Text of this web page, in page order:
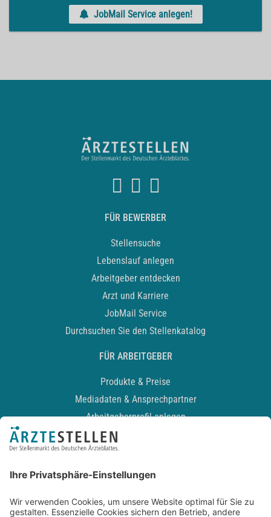
JobMail Service anlegen!
FÜR BEWERBER
Stellensuche
Lebenslauf anlegen
Arbeitgeber entdecken
Arzt und Karriere
JobMail Service
Durchsuchen Sie den Stellenkatalog
FÜR ARBEITGEBER
Produkte & Preise
Mediadaten & Ansprechpartner
Arbeitgeberprofil anlegen
Recruiting-Podcast
Kontakt